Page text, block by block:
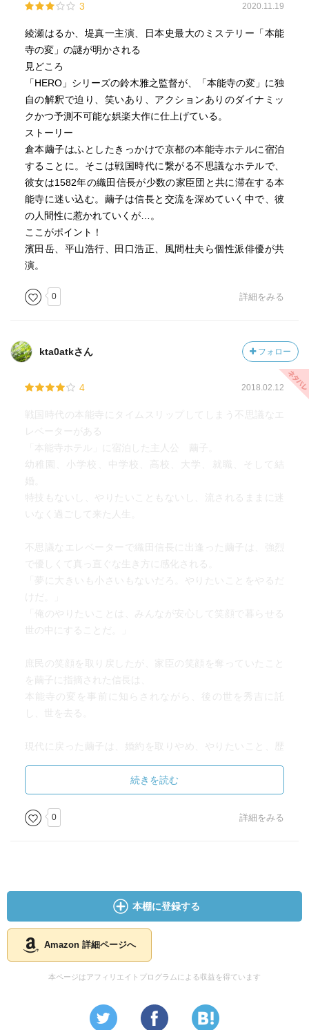
3 2020.11.19
綾瀬はるか、堤真一主演、日本史最大のミステリー「本能
寺の変」の謎が明かされる
見どころ
「HERO」シリーズの鈴木雅之監督が、「本能寺の変」に独
自の解釈で迫り、笑いあり、アクションありのダイナミッ
クかつ予測不可能な娯楽大作に仕上げている。
ストーリー
倉本繭子はふとしたきっかけで京都の本能寺ホテルに宿泊
することに。そこは戦国時代に繋がる不思議なホテルで、
彼女は1582年の織田信長が少数の家臣団と共に滞在する本
能寺に迷い込む。繭子は信長と交流を深めていく中で、彼
の人間性に惹かれていくが…。
ここがポイント！
濱田岳、平山浩行、田口浩正、風間杜夫ら個性派俳優が共
演。
0 詳細をみる
kta0atkさん フォロー
4 2018.02.12
戦国時代の本能寺にタイムスリップしてしまう不思議なエ
レベーターがある
「本能寺ホテル」に宿泊した主人公 繭子。
幼稚園、小学校、中学校、高校、大学、就職、そして結
婚。
特技もないし、やりたいこともないし、流されるままに迷
いなく過ごして来た人生。
不思議なエレベーターで織田信長に出逢った繭子は、強烈
で優しくて真っ直ぐな生き方に感化される。
「夢に大きいも小さいもないだろ。やりたいことをやるだ
けだ。」
「俺のやりたいことは、みんなが安心して笑顔で暮らせる
世の中にすることだ。」
庶民の笑顔を取り戻したが、家臣の笑顔を奪っていたこと
を繭子に指摘された信長は、
本能寺の変を事前に知らされながら、後の世を秀吉に託
し、世を去る。
現代に戻った繭子は、婚約を取りやめ、やりたいこと、歴
綾瀬はるかの、応援したくなるコメディアンヌ振りが光る
映画でした。
綾瀬はるかが持つ、頼りなくて不器用だけど、一生懸命な
続きを読む
0 詳細をみる
本棚に登録する
Amazon 詳細ページへ
本ページはアフィリエイトプログラムによる収益を得ています